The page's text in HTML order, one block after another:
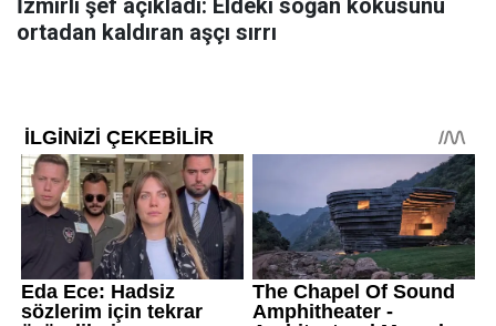
İzmirli şef açıkladı: Eldeki soğan kokusunu
ortadan kaldıran aşçı sırrı